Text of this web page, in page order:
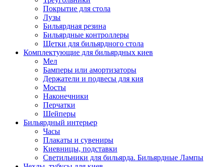
Покрытие для стола
Лузы
Бильярдная резина
Бильярдные контроллеры
Щетки для бильярдного стола
Комплектующие для бильярдных киев
Мел
Бамперы или амортизаторы
Держатели и подвесы для кия
Мосты
Наконечники
Перчатки
Шейперы
Бильярдный интерьер
Часы
Плакаты и сувениры
Киевницы, подставки
Светильники для бильярда. Бильярдные Лампы